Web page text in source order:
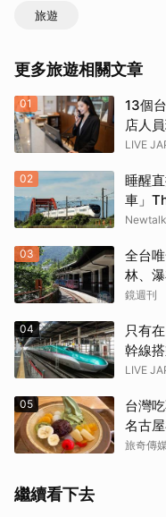
旅遊
更多旅遊相關文章
01
13個
店人
LIVE
02
睡醒
車」
Newtalk
03
全台
林、
鏡週刊
04
只有
幹線
LIVE
05
台灣
名古
旅奇傳
繼續看下去